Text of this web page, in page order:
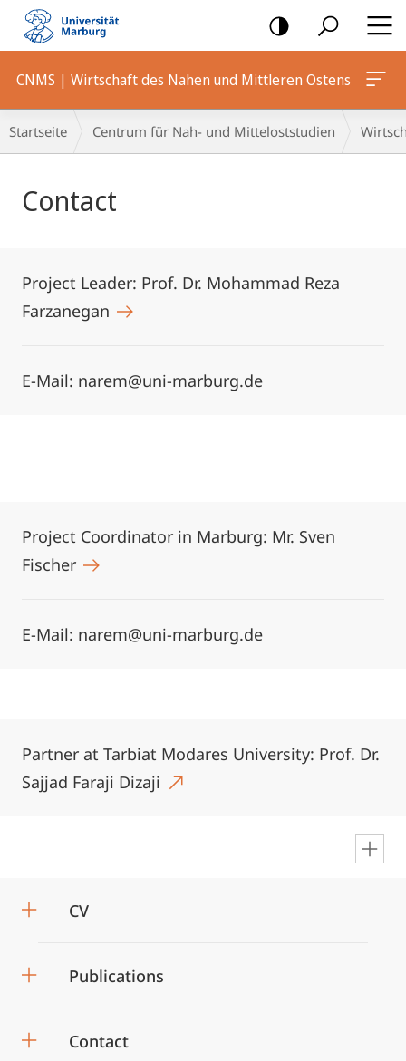
Mobile-
Navigation
CNMS | Wirtschaft des Nahen und Mittleren Ostens
Breadcrumb-
Navigation
Startseite Centrum für Nah- und Mitteloststudien
Contact
Project Leader: Prof. Dr. Mohammad Reza
Farzanegan
E-Mail: narem@uni-marburg.de
Project Coordinator in Marburg: Mr. Sven
Fischer
E-Mail: narem@uni-marburg.de
Partner at Tarbiat Modares University: Prof. Dr.
Sajjad Faraji Dizaji
CV
Publications
Contact